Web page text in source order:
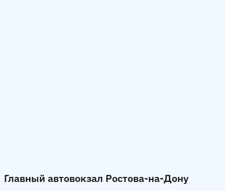
Главный автовокзал Ростова-на-Дону